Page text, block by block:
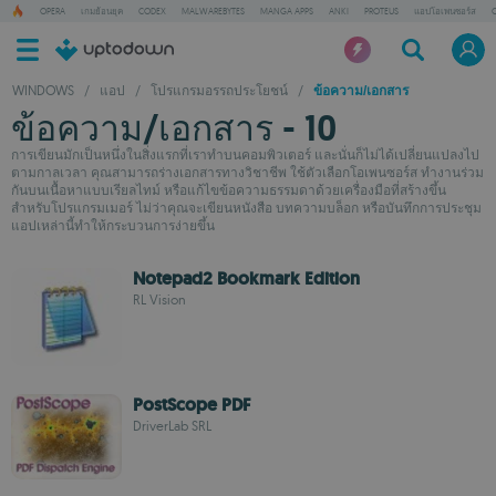
OPERA เกมย้อนยุค CODEX MALWAREBYTES MANGA APPS ANKI PROTEUS แอปโอเพนซอร์ส
WINDOWS / แอป / โปรแกรมอรรถประโยชน์ / ข้อความ/เอกสาร
ข้อความ/เอกสาร - 10
การเขียนมักเป็นหนึ่งในสิ่งแรกที่เราทำบนคอมพิวเตอร์ และนั่นก็ไม่ได้เปลี่ยนแปลงไป
ตามกาลเวลา คุณสามารถร่างเอกสารทางวิชาชีพ ใช้ตัวเลือกโอเพนซอร์ส ทำงานร่วม
กันบนเนื้อหาแบบเรียลไทม์ หรือแก้ไขข้อความธรรมดาด้วยเครื่องมือที่สร้างขึ้น
สำหรับโปรแกรมเมอร์ ไม่ว่าคุณจะเขียนหนังสือ บทความบล็อก หรือบันทึกการประชุม
แอปเหล่านี้ทำให้กระบวนการง่ายขึ้น
Notepad2 Bookmark Edition
RL Vision
PostScope PDF
DriverLab SRL